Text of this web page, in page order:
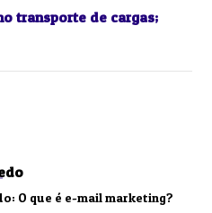
transporte de cargas;
O que é e-mail marketing?